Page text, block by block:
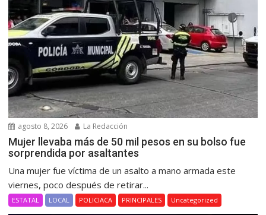
agosto 8, 2026 La Redacción
Mujer llevaba más de 50 mil pesos en su bolso fue
sorprendida por asaltantes
Una mujer fue víctima de un asalto a mano armada este
viernes, poco después de retirar...
ESTATAL LOCAL POLICIACA PRINCIPALES Uncategorized